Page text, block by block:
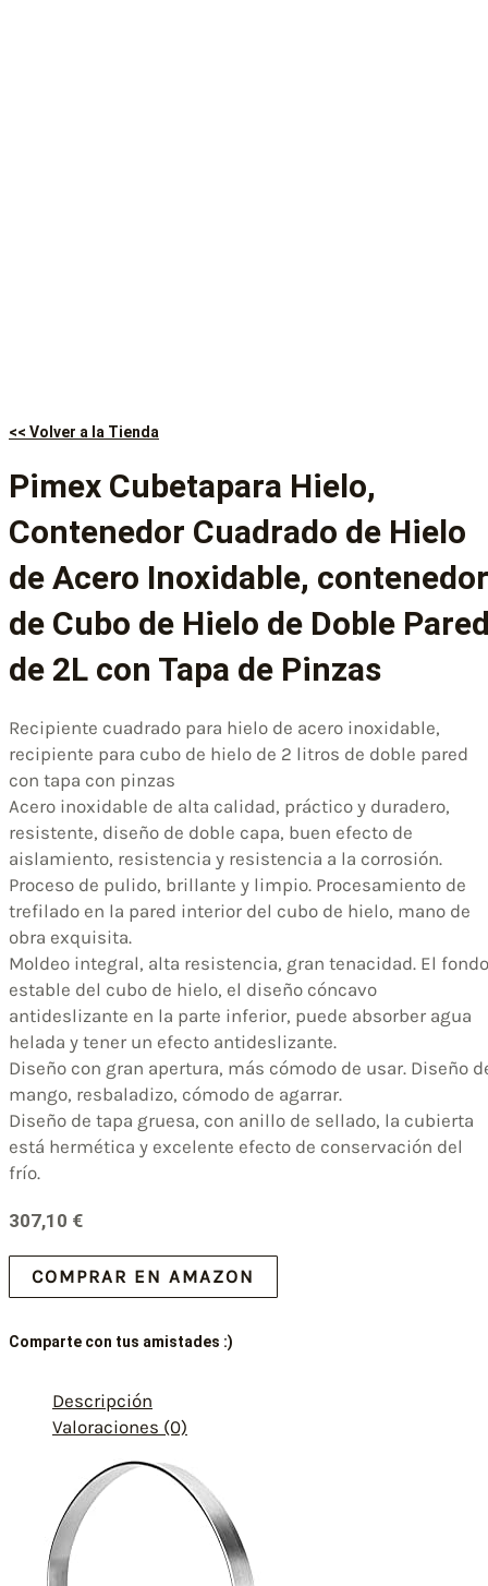
<< Volver a la Tienda
Pimex Cubeta​para Hielo,
Contenedor Cuadrado de Hielo
de Acero Inoxidable, contenedor
de Cubo de Hielo de Doble
de 2L con Tapa de Pinzas
Recipiente cuadrado para hielo de acero inoxidable,
recipiente para cubo de hielo de 2 litros de doble pared
con tapa con pinzas
Acero inoxidable de alta calidad, práctico y duradero,
resistente, diseño de doble capa, buen efecto de
aislamiento, resistencia y resistencia a la corrosión.
Proceso de pulido, brillante y limpio. Procesamiento de
trefilado en la pared interior del cubo de hielo, mano de
obra exquisita.
Moldeo integral, alta resistencia, gran tenacidad. El fondo
estable del cubo de hielo, el diseño cóncavo
antideslizante en la parte inferior, puede absorber agua
helada y tener un efecto antideslizante.
Diseño con gran apertura, más cómodo de usar. Diseño
mango, resbaladizo, cómodo de agarrar.
Diseño de tapa gruesa, con anillo de sellado, la cubierta
está hermética y excelente efecto de conservación del
frío.
307,10 €
COMPRAR EN AMAZON
Comparte con tus amistades :)
Descripción
Valoraciones (0)